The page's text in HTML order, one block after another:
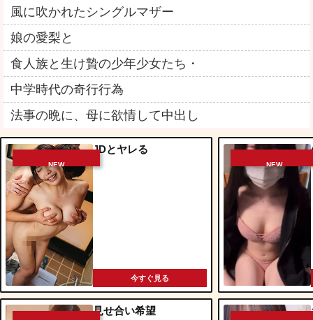
風に吹かれたシングルマザー
娘の愛梨と
食人族と生け贄の少年少女たち・
中学時代の奇行行為
法事の晩に、母に欲情して中出し
NEW
JDとヤレる
今すぐ見る
見せ合い希望
NEW